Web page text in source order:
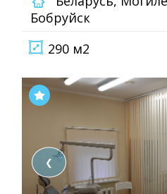
Бобруйск
290 м2
❮